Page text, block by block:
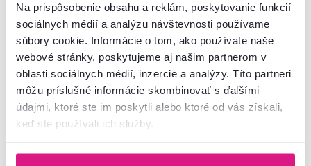
Na prispôsobenie obsahu a reklám, poskytovanie funkcií
sociálnych médií a analýzu návštevnosti používame
súbory cookie. Informácie o tom, ako používate naše
webové stránky, poskytujeme aj našim partnerom v
oblasti sociálnych médií, inzercie a analýzy. Títo partneri
môžu príslušné informácie skombinovať s ďalšími
údajmi, ktoré ste im poskytli alebo ktoré od vás získali,
keď ste používali ich služby.
5,0
Rohová skrinka, dub sonoma,
KK6 NEW